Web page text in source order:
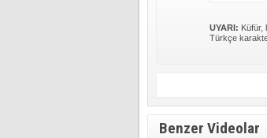
UYARI: Küfür,
Türkçe
Benzer Videolar